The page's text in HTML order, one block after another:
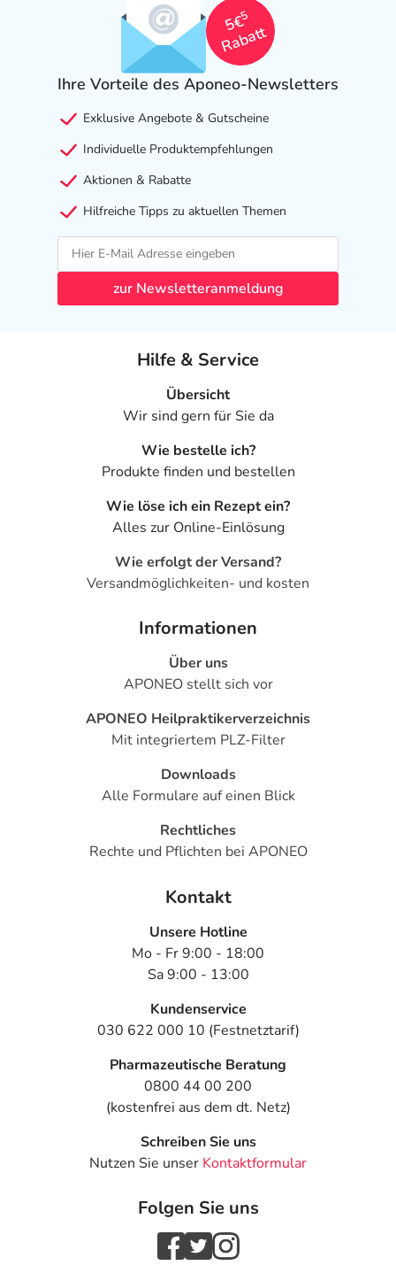
5€
5
Rabatt
Ihre Vorteile des Aponeo-Newsletters
Exklusive Angebote & Gutscheine
Individuelle Produktempfehlungen
Aktionen & Rabatte
Hilfreiche Tipps zu aktuellen Themen
zur Newsletteranmeldung
Hilfe & Service
Übersicht
Wir sind gern für Sie da
Wie bestelle ich?
Produkte finden und bestellen
Wie löse ich ein Rezept ein?
Alles zur Online-Einlösung
Wie erfolgt der Versand?
Versandmöglichkeiten- und kosten
Informationen
Über uns
APONEO stellt sich vor
APONEO Heilpraktikerverzeichnis
Mit integriertem PLZ-Filter
Downloads
Alle Formulare auf einen Blick
Rechtliches
Rechte und Pflichten bei APONEO
Kontakt
Unsere Hotline
Mo - Fr 9:00 - 18:00
Sa 9:00 - 13:00
Kundenservice
030 622 000 10 (Festnetztarif)
Pharmazeutische Beratung
0800 44 00 200
(kostenfrei aus dem dt. Netz)
Schreiben Sie uns
Nutzen Sie unser Kontaktformular
Folgen Sie uns